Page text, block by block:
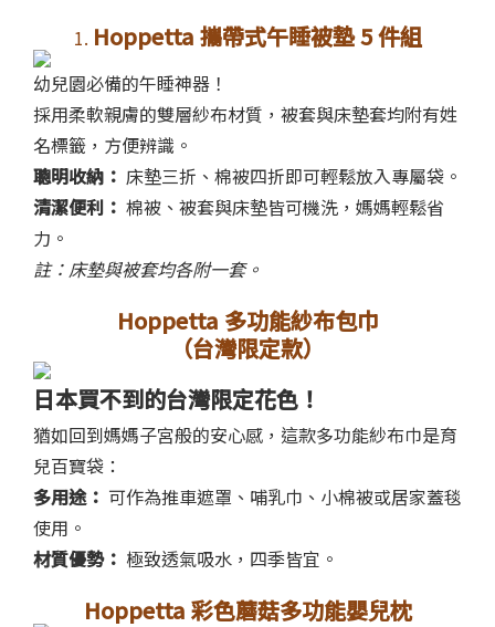
1. Hoppetta 攜帶式午睡被墊 5 件組
幼兒園必備的午睡神器！
採用柔軟親膚的雙層紗布材質，被套與床墊套均附有姓
名標籤，方便辨識。
聰明收納： 床墊三折、棉被四折即可輕鬆放入專屬袋。
清潔便利： 棉被、被套與床墊皆可機洗，媽媽輕鬆省
力。
註：床墊與被套均各附一套。
Hoppetta 多功能紗布包巾
（台灣限定款）
日本買不到的台灣限定花色！
猶如回到媽媽子宮般的安心感，這款多功能紗布巾是育
兒百寶袋：
多用途： 可作為推車遮罩、哺乳巾、小棉被或居家蓋毯
使用。
材質優勢： 極致透氣吸水，四季皆宜。
Hoppetta 彩色蘑菇多功能嬰兒枕